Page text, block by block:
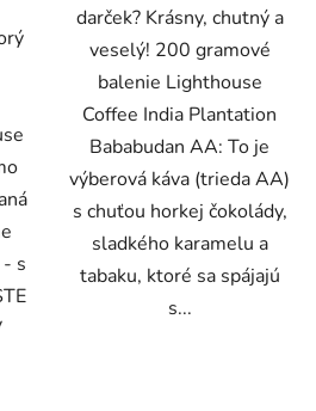
s
darček? Krásny, chutný a
veselý! 200 gramové
balenie Lighthouse
Coffee India Plantation
Bababudan AA: To je
výberová káva (trieda AA)
s chuťou horkej čokolády,
sladkého karamelu a
tabaku, ktoré sa spájajú
s...